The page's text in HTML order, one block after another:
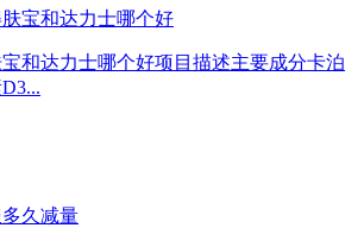
和达力士哪个好项目描述主要成分卡泊
久减量